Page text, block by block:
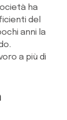
ha
del
anni la
a più di